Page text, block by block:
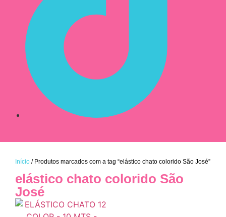
Início / Produtos marcados com a tag “elástico chato colorido São José”
elástico chato colorido São
José